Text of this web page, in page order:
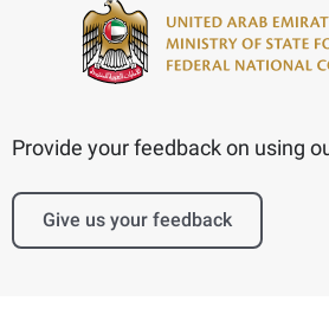
Provide your feedback on using
Give us your feedback